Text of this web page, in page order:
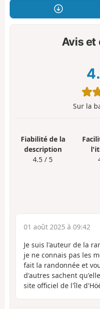
Avis
Sur la
Fiabilité de la
description
4.5 / 5
01 août 2025 à 09:42
Je suis l'auteur de la
je ne connais pas les
fait la randonnée et
d'autres sachent
site officiel de l'île